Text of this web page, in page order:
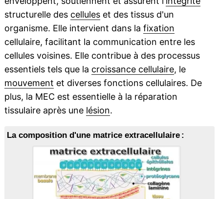
structurelle des celluleset des tissus d'un
organisme. Elle intervient dans la fixation
cellulaire, facilitant la communication entre les
cellules voisines. Elle contribue à des processus
essentiels tels que la croissance cellulaire, le
mouvement et diverses fonctions cellulaires. De
plus, la MEC est essentielle à la réparation
tissulaire après une lésion.
La composition d'une matrice extracellulaire :